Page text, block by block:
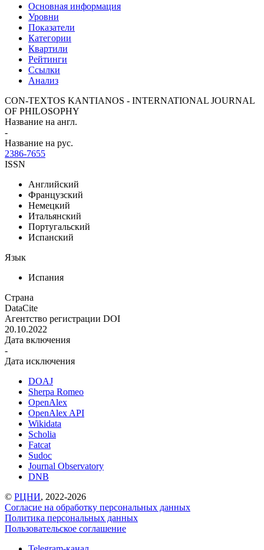
Основная информация
Уровни
Показатели
Категории
Квартили
Рейтинги
Ссылки
Анализ
CON-TEXTOS KANTIANOS - INTERNATIONAL JOURNAL
OF PHILOSOPHY
Название на англ.
-
Название на рус.
2386-7655
ISSN
Английский
Французский
Немецкий
Итальянский
Португальский
Испанский
Язык
Испания
Страна
DataCite
Агентство регистрации DOI
20.10.2022
Дата включения
-
Дата исключения
DOAJ
Sherpa Romeo
OpenAlex
OpenAlex API
Wikidata
Scholia
Fatcat
Sudoc
Journal Observatory
DNB
© РЦНИ, 2022-2026
Согласие на обработку персональных данных
Политика персональных данных
Пользовательское соглашение